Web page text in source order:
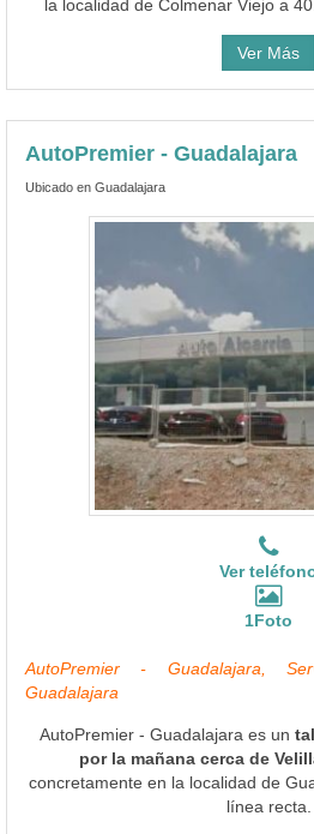
la localidad de Colmenar Viejo a
Ver Más
AutoPremier - Guadalajara
Ubicado en Guadalajara
Ver
1Foto
AutoPremier - Guadalajara,
Guadalajara
AutoPremier - Guadalajara es un
por la mañana cerca de
concretamente en la localidad de
línea recta.